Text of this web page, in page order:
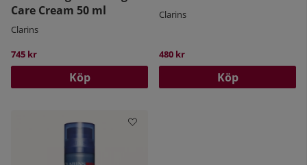
Care Cream 50 ml
Clarins
745 kr
Köp
Clarins
480 kr
Köp